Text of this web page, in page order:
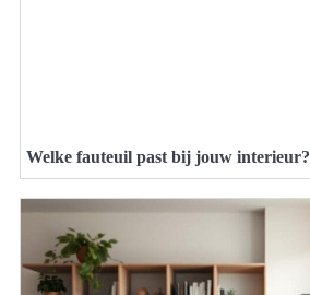
Welke fauteuil past bij jouw interieur?